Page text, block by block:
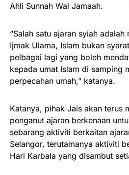
Ahli Sunnah Wal Jamaah.
“Salah satu ajaran syiah adalah
Ijmak Ulama, Islam bukan
pelbagai lagi yang boleh
kepada umat Islam di samping
perpecahan umah,” katanya.
Katanya, pihak Jais akan terus
penganut ajaran berkenaan
sebarang aktiviti berkaitan
Selangor, terutamanya aktiviti
Hari Karbala yang disambut